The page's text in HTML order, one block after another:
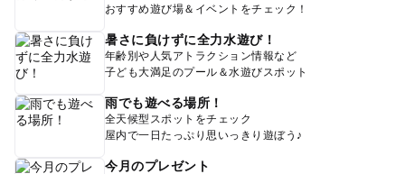
おすすめ遊び場＆イベントをチェック！
暑さに負けずに全力水遊び！
年齢別や人気アトラクション情報など
子ども大満足のプール＆水遊びスポット
雨でも遊べる場所！
全天候型スポットをチェック
屋内で一日たっぷり思いっきり遊ぼう♪
今月のプレゼント